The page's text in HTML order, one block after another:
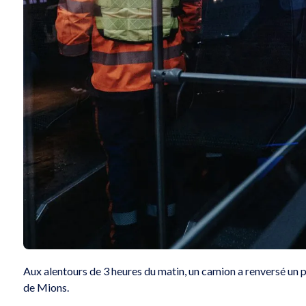
Aux alentours de 3 heures du matin, un camion a renversé
de Mions.
Gagnez vos places pour le
concert Hommage à Queen,
Gagnez votre